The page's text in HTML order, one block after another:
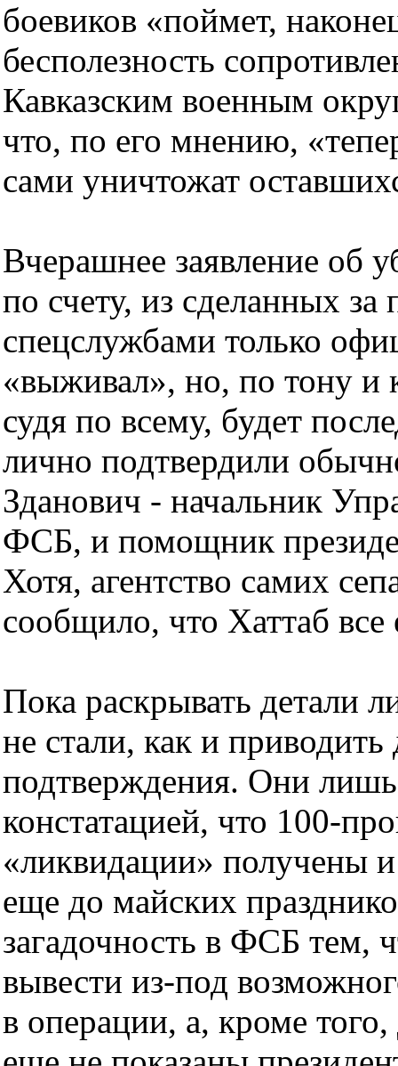
боевиков «поймет,
бесполезность
Кавказским военным
что, по его мнению,
сами уничтожат
Вчерашнее заявление об
по счету, из сделанных за
спецслужбами только
«выживал», но, по тону и
судя по всему, будет
лично подтвердили
Зданович - начальник
ФСБ, и помощник
Хотя, агентство самих
сообщило, что Хаттаб
Пока раскрывать детали
не стали, как и
подтверждения. Они лишь
констатацией, что 100-
«ликвидации» получены
еще до майских
загадочность в ФСБ тем,
вывести из-под
в операции, а, кроме того,